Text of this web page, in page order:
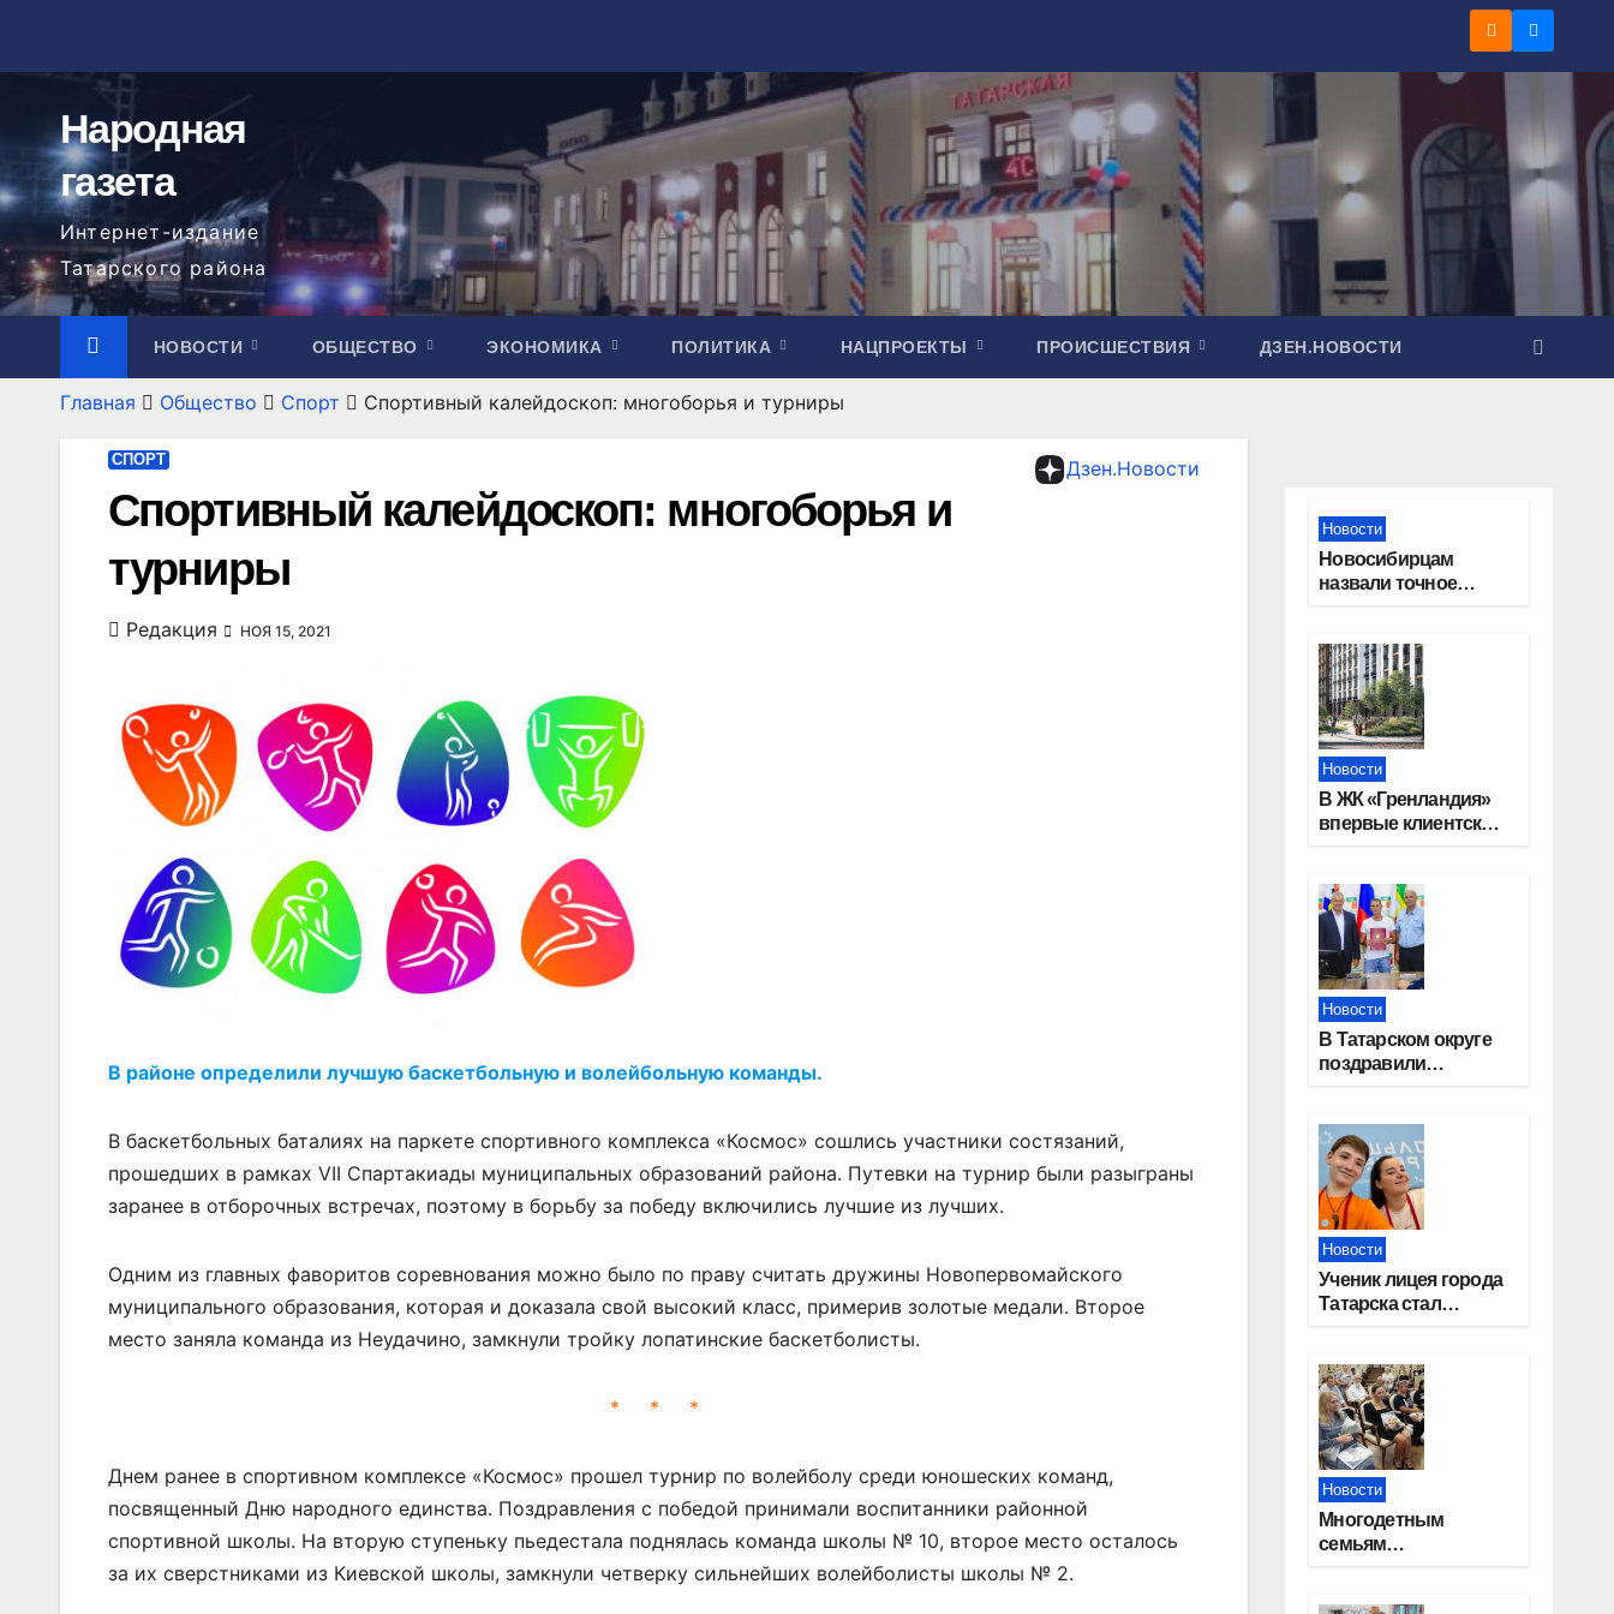
содержимому
Народная
газета
Интернет-издание
Татарского района
НОВОСТИ ОБЩЕСТВО ЭКОНОМИКА ПОЛИТИКА НАЦПРОЕКТЫ ПРОИСШЕСТВИЯ ДЗЕН.НОВОСТИ
Главная Общество Спорт Спортивный калейдоскоп: многоборья и турниры
Дзен.Новости
СПОРТ
Спортивный калейдоскоп: многоборья и
турниры
Редакция НОЯ 15, 2021
В районе определили лучшую баскетбольную и волейбольную команды.
В баскетбольных баталиях на паркете спортивного комплекса «Космос» сошлись участники состязаний,
прошедших в рамках VII Спартакиады муниципальных образований района. Путевки на турнир были разыграны
заранее в отборочных встречах, поэтому в борьбу за победу включились лучшие из лучших.
Одним из главных фаворитов соревнования можно было по праву считать дружины Новопервомайского
муниципального образования, которая и доказала свой высокий класс, примерив золотые медали. Второе
место заняла команда из Неудачино, замкнули тройку лопатинские баскетболисты.
* * *
Днем ранее в спортивном комплексе «Космос» прошел турнир по волейболу среди юношеских команд,
посвященный Дню народного единства. Поздравления с победой принимали воспитанники районной
спортивной школы. На вторую ступеньку пьедестала поднялась команда школы № 10, второе место осталось
за их сверстниками из Киевской школы, замкнули четверку сильнейших волейболисты школы № 2.
Новости
Новосибирцам
назвали точное
праздники в 2027
году
Новости
В ЖК «Гренландия»
впервые клиентские
группы компаний
«СОЮЗ»
Новости
В Татарском округе
поздравили
отрасли
Новости
Ученик лицея города
Татарска стал
Новости
Многодетным
семьям